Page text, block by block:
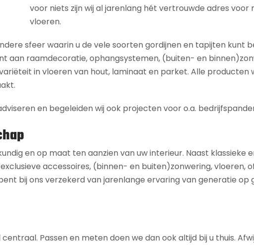
voor niets zijn wij al jarenlang hét vertrouwde adres
vloeren.
sfeer waarin u de vele soorten gordijnen en tapijten kunt
aan raamdecoratie, ophangsystemen, (buiten- en
in vloeren van hout, laminaat en parket. Alle producten
en begeleiden wij ook projecten voor o.a.
en op maat ten aanzien van uw interieur. Naast
accessoires, (binnen- en buiten)zonwering, vloeren, of
bij ons verzekerd van jarenlange ervaring van generatie
Passen en meten doen we dan ook altijd bij u thuis.